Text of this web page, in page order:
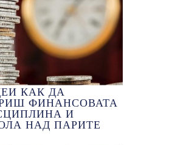
КАК ДА
ФИНАНСОВАТА
И
НАД ПАРИТЕ